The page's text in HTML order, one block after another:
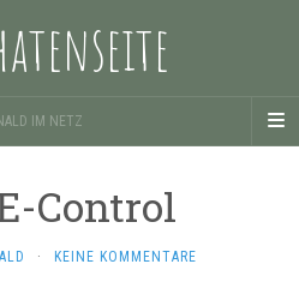
IM NETZ
Control
· KEINE KOMMENTARE